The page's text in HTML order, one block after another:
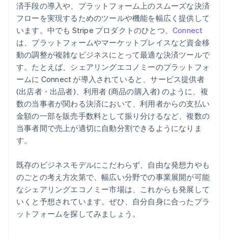
済手段の導入や、プラットフォーム上のスムーズな決済
フローを実現するためのツールや機能を幅広く提供して
います。中でも Stripe プロダクトのひとつ、 Connect
は、プラットフォームやマーケットプレイスなど資金移
動の調整が複雑なビジネスにとって最適な決済ツールで
す。たとえば、シェアリングエコノミーのプラットフォ
ームに Connect が導入されていると、サービス提供者
(出店者・出品者)、利用者 (商品の購入者) のように、複
数の当事者が関わる決済において、利用者からの支払い
金額の一部を販売手数料として振り分けるなど、複数の
当事者間で売上が適切に自動分割できるようになりま
す。
既存のビジネスモデルにこだわらず、自由な発想力やも
のごとの考え方次第で、幅広い分野での事業展開が可能
なシェアリングエコノミー市場は、これからも発展して
いくと予想されています。ぜひ、自分自身に合ったプラ
ットフォームを探してみましょう。
アイルランド